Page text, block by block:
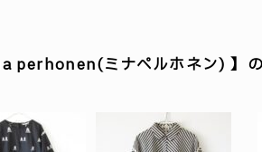
perhonen(ミナペルホネン) 】